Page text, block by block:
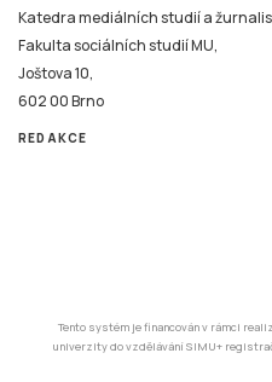
Joštova 10,
602 00 Brno
REDAKCE
Tento systém je financován v rámci